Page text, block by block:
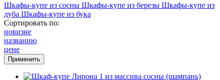
Шкафы-купе из сосны Шкафы-купе из березы Шкафы-купе из
дуба Шкафы-купе из бука
Сортировать по:
новизне
названию
цене